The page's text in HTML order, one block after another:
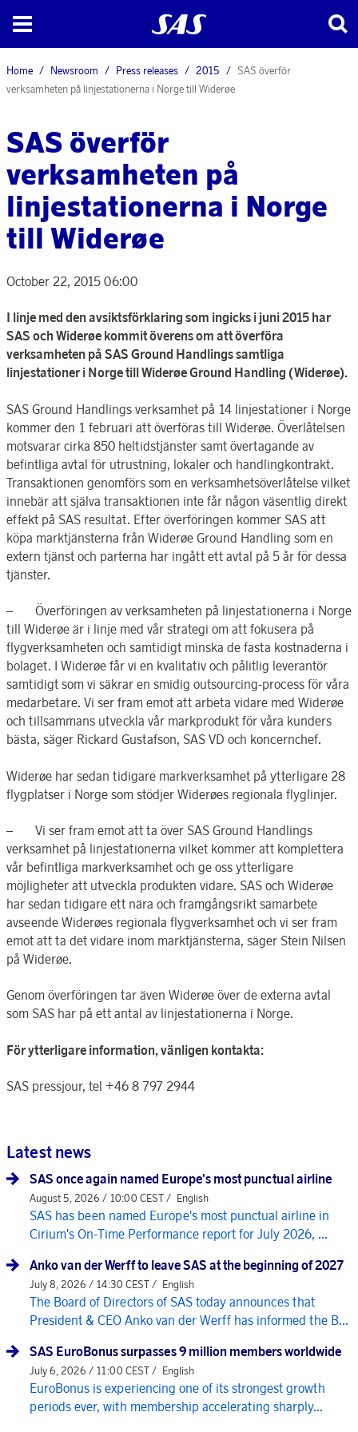
Home Newsroom Press releases 2015
SAS överför
verksamheten på linjestationerna i Norge till Widerøe
SAS överför
verksamheten på
linjestationerna i Norge
till Widerøe
October 22, 2015 06:00
I linje med den avsiktsförklaring som ingicks i juni 2015 har
SAS och Widerøe kommit överens om att överföra
verksamheten på SAS Ground Handlings samtliga
linjestationer i Norge till Widerøe Ground Handling (Widerøe).
SAS Ground Handlings verksamhet på 14 linjestationer i Norge
kommer den 1 februari att överföras till Widerøe. Överlåtelsen
motsvarar cirka 850 heltidstjänster samt övertagande av
befintliga avtal för utrustning, lokaler och handlingkontrakt.
Transaktionen genomförs som en verksamhetsöverlåtelse vilket
innebär att själva transaktionen inte får någon väsentlig direkt
effekt på SAS resultat. Efter överföringen kommer SAS att
köpa marktjänsterna från Widerøe Ground Handling som en
extern tjänst och parterna har ingått ett avtal på 5 år för dessa
tjänster.
– Överföringen av verksamheten på linjestationerna i Norge
till Widerøe är i linje med vår strategi om att fokusera på
flygverksamheten och samtidigt minska de fasta kostnaderna i
bolaget. I Widerøe får vi en kvalitativ och pålitlig leverantör
samtidigt som vi säkrar en smidig outsourcing-process för våra
medarbetare. Vi ser fram emot att arbeta vidare med Widerøe
och tillsammans utveckla vår markprodukt för våra kunders
bästa, säger Rickard Gustafson, SAS VD och koncernchef.
Widerøe har sedan tidigare markverksamhet på ytterligare 28
flygplatser i Norge som stödjer Widerøes regionala flyglinjer.
– Vi ser fram emot att ta över SAS Ground Handlings
verksamhet på linjestationerna vilket kommer att komplettera
vår befintliga markverksamhet och ge oss ytterligare
möjligheter att utveckla produkten vidare. SAS och Widerøe
har sedan tidigare ett nära och framgångsrikt samarbete
avseende Widerøes regionala flygverksamhet och vi ser fram
emot att ta det vidare inom marktjänsterna, säger Stein Nilsen
på Widerøe.
Genom överföringen tar även Widerøe över de externa avtal
som SAS har på ett antal av linjestationerna i Norge.
För ytterligare information, vänligen kontakta:
SAS pressjour, tel +46 8 797 2944
Latest news
SAS once again named Europe's most punctual airline
August 5, 2026 / 10:00 CEST / English
SAS has been named Europe's most punctual airline in
Cirium's On-Time Performance report for July 2026, ...
Anko van der Werff to leave SAS at the beginning of 2027
July 8, 2026 / 14:30 CEST / English
The Board of Directors of SAS today announces that
President & CEO Anko van der Werff has informed the B...
SAS EuroBonus surpasses 9 million members worldwide
July 6, 2026 / 11:00 CEST / English
EuroBonus is experiencing one of its strongest growth
periods ever, with membership accelerating sharply...